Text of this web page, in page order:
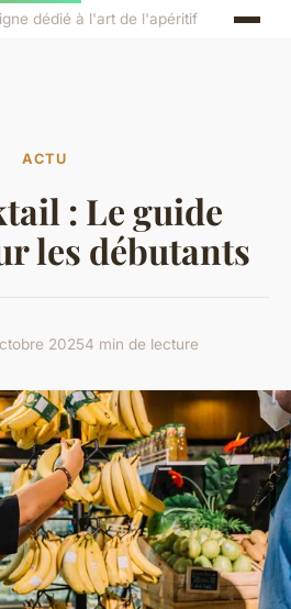
dédié à l'art de l'apéritif
ACTU
: Le guide
les débutants
20254 min de lecture